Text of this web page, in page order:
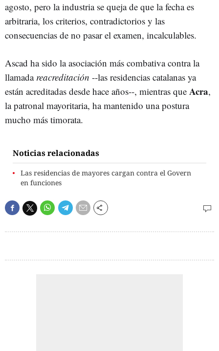
agosto, pero la industria se queja de que la fecha es
arbitraria, los criterios, contradictorios y las
consecuencias de no pasar el examen, incalculables.
Ascad ha sido la asociación más combativa contra la
llamada reacreditación --las residencias catalanas ya
están acreditadas desde hace años--, mientras que Acra,
la patronal mayoritaria, ha mantenido una postura
mucho más timorata.
Noticias relacionadas
Las residencias de mayores cargan contra el Govern
en funciones